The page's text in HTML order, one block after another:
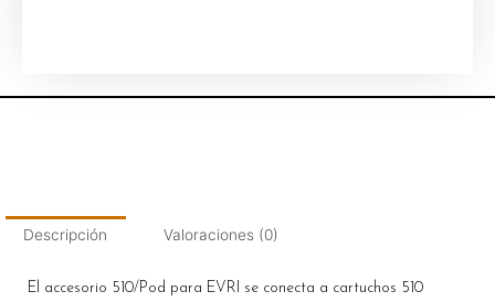
Descripción Valoraciones (0)
El accesorio 510/Pod para EVRI se conecta a cartuchos 510